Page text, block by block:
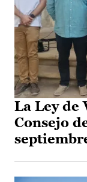
La Ley de
Consejo